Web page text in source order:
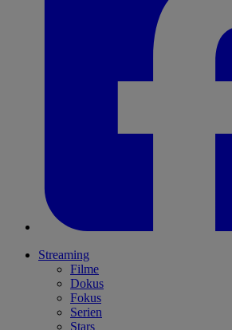
Streaming
Filme
Dokus
Fokus
Serien
Stars